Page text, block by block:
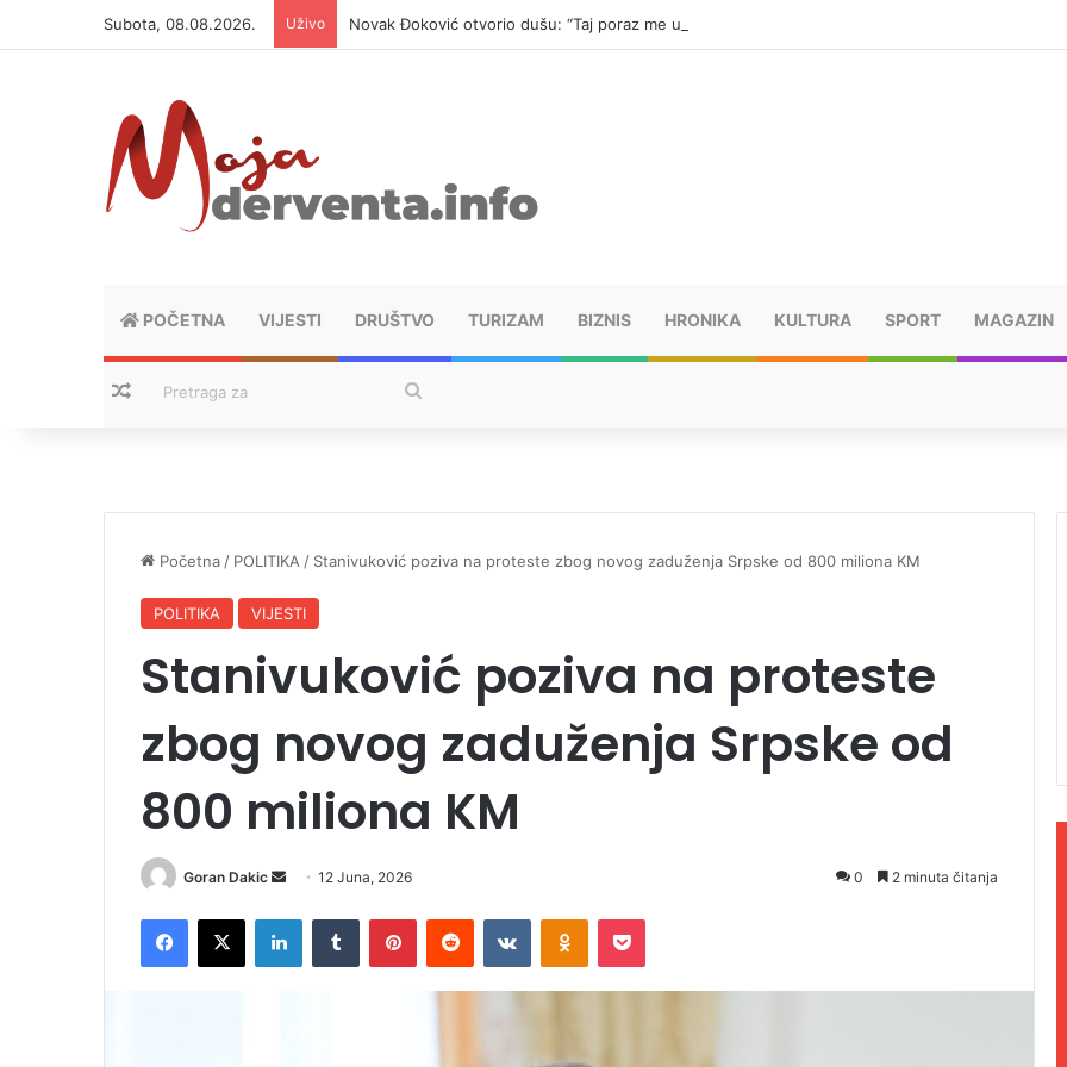
Subota, 08.08.2026. Uživo Novak Đoković otvorio dušu: “Taj poraz me uništio”
POČETNA VIJESTI DRUŠTVO TURIZAM BIZNIS HRONIKA KULTURA SPORT MAGAZIN
Nasumični tekstovi
Početna / POLITIKA / Stanivuković poziva na proteste zbog novog zaduženja Srpske od 800 miliona KM
POLITIKA VIJESTI
Stanivuković poziva na proteste
zbog novog zaduženja Srpske od
800 miliona KM
Goran Dakic 12 Juna, 2026 0 2 minuta čitanja